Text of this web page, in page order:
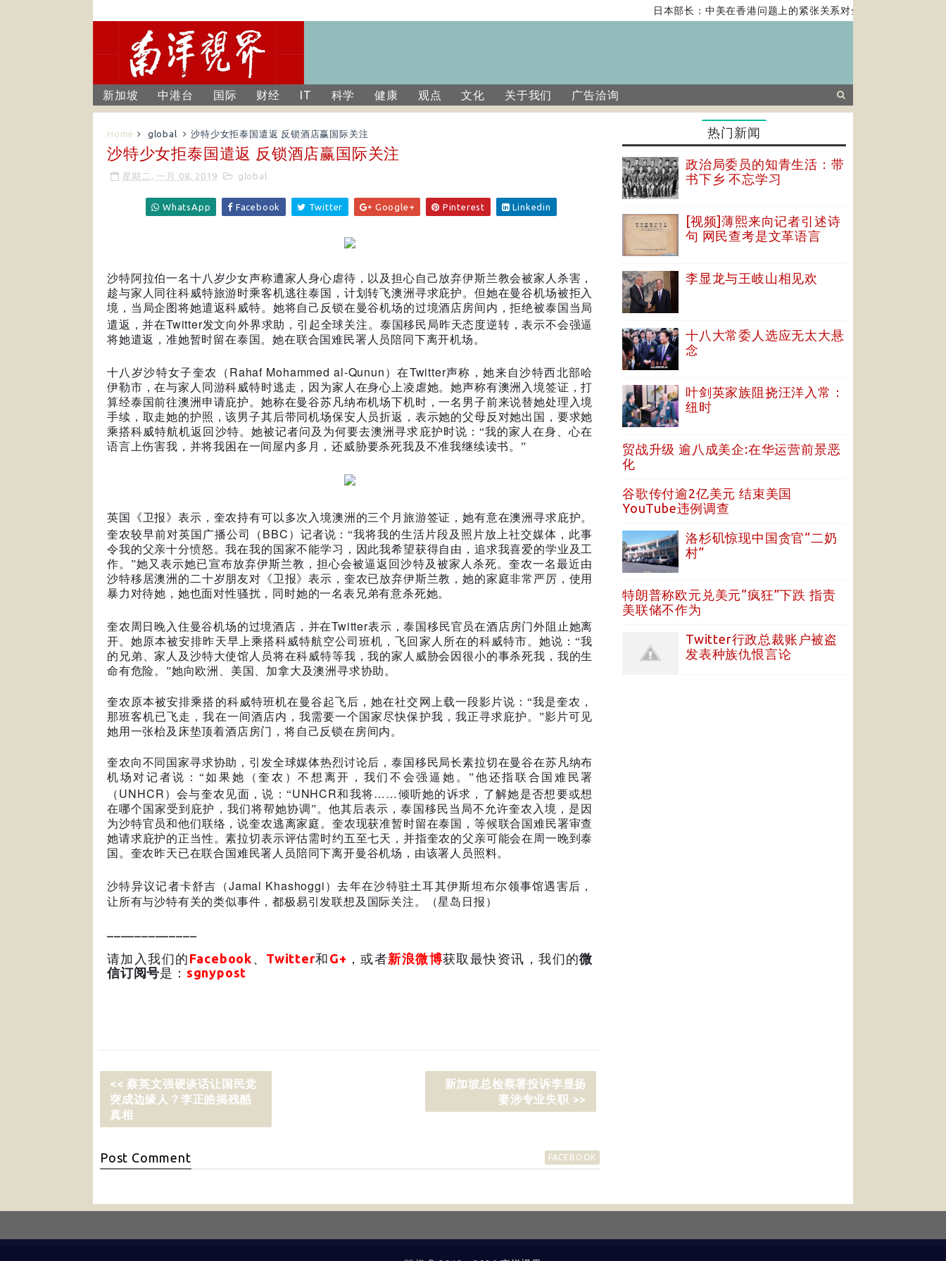
日本部长：中美在香港问题上的紧张关系对全球经济构成风险
新加坡 中港台 国际 财经 IT 科学 健康 观点 文化 关于我们 广告洽询
Home global 沙特少女拒泰国遣返 反锁酒店赢国际关注
沙特少女拒泰国遣返 反锁酒店赢国际关注
星期二, 一月 08, 2019 global
WhatsApp Facebook Twitter Google+ Pinterest Linkedin
沙特阿拉伯一名十八岁少女声称遭家人身心虐待，以及担心自己放弃伊斯兰教会被家人杀害，
趁与家人同往科威特旅游时乘客机逃往泰国，计划转飞澳洲寻求庇护。但她在曼谷机场被拒入
境，当局企图将她遣返科威特。她将自己反锁在曼谷机场的过境酒店房间内，拒绝被泰国当局
遣返，并在Twitter发文向外界求助，引起全球关注。泰国移民局昨天态度逆转，表示不会强逼
将她遣返，准她暂时留在泰国。她在联合国难民署人员陪同下离开机场。
十八岁沙特女子奎农（ Rahaf Mohammed al-Qunun ）在Twitter声称，她来自沙特西北部哈
伊勒市，在与家人同游科威特时逃走，因为家人在身心上凌虐她。她声称有澳洲入境签证，打
算经泰国前往澳洲申请庇护。她称在曼谷苏凡纳布机场下机时，一名男子前来说替她处理入境
手续，取走她的护照，该男子其后带同机场保安人员折返，表示她的父母反对她出国，要求她
乘搭科威特航机返回沙特。她被记者问及为何要去澳洲寻求庇护时说：“我的家人在身、心在
语言上伤害我，并将我困在一间屋内多月，还威胁要杀死我及不准我继续读书。”
英国《卫报》表示，奎农持有可以多次入境澳洲的三个月旅游签证，她有意在澳洲寻求庇护。
奎农较早前对英国广播公司（ BBC ）记者说：“我将我的生活片段及照片放上社交媒体，此事
令我的父亲十分愤怒。我在我的国家不能学习，因此我希望获得自由，追求我喜爱的学业及工
作。”她又表示她已宣布放弃伊斯兰教，担心会被逼返回沙特及被家人杀死。奎农一名最近由
沙特移居澳洲的二十岁朋友对《卫报》表示，奎农已放弃伊斯兰教，她的家庭非常严厉，使用
暴力对待她，她也面对性骚扰，同时她的一名表兄弟有意杀死她。
奎农周日晚入住曼谷机场的过境酒店，并在Twitter表示，泰国移民官员在酒店房门外阻止她离
开。她原本被安排昨天早上乘搭科威特航空公司班机，飞回家人所在的科威特市。她说：“我
的兄弟、家人及沙特大使馆人员将在科威特等我，我的家人威胁会因很小的事杀死我，我的生
命有危险。”她向欧洲、美国、加拿大及澳洲寻求协助。
奎农原本被安排乘搭的科威特班机在曼谷起飞后，她在社交网上载一段影片说：“我是奎农，
那班客机已飞走，我在一间酒店内，我需要一个国家尽快保护我，我正寻求庇护。”影片可见
她用一张枱及床垫顶着酒店房门，将自己反锁在房间内。
奎农向不同国家寻求协助，引发全球媒体热烈讨论后，泰国移民局长素拉切在曼谷在苏凡纳布
机场对记者说：“如果她（奎农）不想离开，我们不会强逼她。”他还指联合国难民署
（ UNHCR ）会与奎农见面，说：“UNHCR和我将……倾听她的诉求，了解她是否想要或想
在哪个国家受到庇护，我们将帮她协调”。他其后表示，泰国移民当局不允许奎农入境，是因
为沙特官员和他们联络，说奎农逃离家庭。奎农现获准暂时留在泰国，等候联合国难民署审查
她请求庇护的正当性。素拉切表示评估需时约五至七天，并指奎农的父亲可能会在周一晚到泰
国。奎农昨天已在联合国难民署人员陪同下离开曼谷机场，由该署人员照料。
沙特异议记者卡舒吉（Jamal Khashoggi ）去年在沙特驻土耳其伊斯坦布尔领事馆遇害后，
让所有与沙特有关的类似事件，都极易引发联想及国际关注。（星岛日报）
请加入我们的 Facebook 、 Twitter和 G+ ，或者新浪微博获取最快资讯，我们的微
信订阅号是： sgnypost
<< 蔡英文强硬谈话让国民党
突成边缘人？李正皓揭残酷
真相
新加坡总检察署投诉李显扬
妻涉专业失职 >>
Post Comment FACEBOOK
热门新闻
政治局委员的知青生活：带
书下乡 不忘学习
[视频]薄熙来向记者引述诗
句 网民查考是文革语言
李显龙与王岐山相见欢
十八大常委人选应无太大悬
念
叶剑英家族阻挠汪洋入常：
纽时
贸战升级 逾八成美企:在华运营前景恶
化
谷歌传付逾2亿美元 结束美国
YouTube违例调查
洛杉矶惊现中国贪官“二奶
村”
特朗普称欧元兑美元“疯狂”下跌 指责
美联储不作为
Twitter行政总裁账户被盗
发表种族仇恨言论